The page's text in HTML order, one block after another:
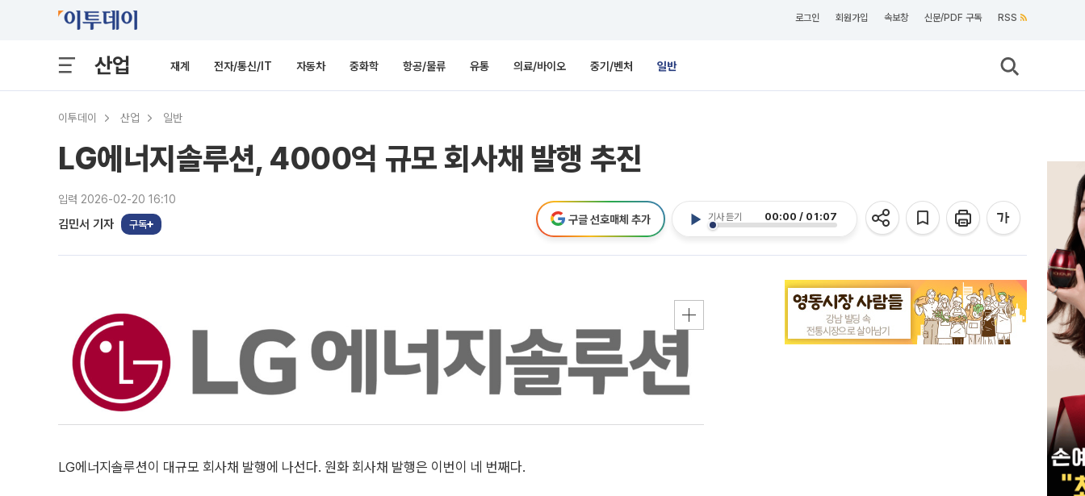
로그인 회원가입 속보창 신문/PDF 구독 RSS
산업 재계 전자/통신/IT 자동차 중화학 항공/물류 유통 의료/바이오 중기/벤처 일반
이투데이 산업 일반
LG에너지솔루션, 4000억 규모 회사채 발행 추진
입력 2026-02-20 16:10
김민서 기자 구독
기사 듣기 00:00 / 01:07
구글 선호매체 추가
LG에너지솔루션이 대규모 회사채 발행에 나선다. 원화 회사채 발행은 이번이 네 번째다.